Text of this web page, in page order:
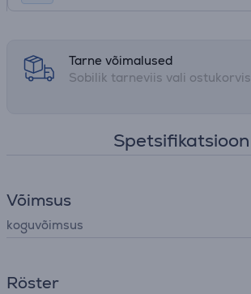
Tarne võimalused
Sobilik tarneviis vali ostukorvis
Spetsifikatsioon
Võimsus
koguvõimsus
Röster